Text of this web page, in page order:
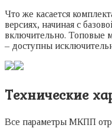
Что же касается
версиях, начиная с
включительно. Топовые
– доступны
Технические
Все параметры МКПП